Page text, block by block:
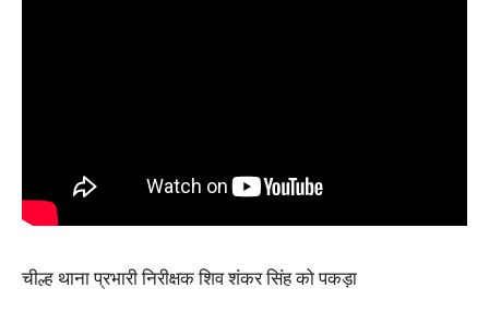
चील्ह थाना प्रभारी निरीक्षक शिव शंकर सिंह को पकड़ा